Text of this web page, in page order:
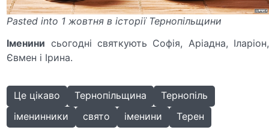
Pasted into 1 жовтня в історії Тернопільщини
Іменини сьогодні святкують Софія, Аріадна, Іларіон,
Євмен і Ірина.
Це цікаво Тернопільщина
Тернопіль
іменинники
свято іменини Терен